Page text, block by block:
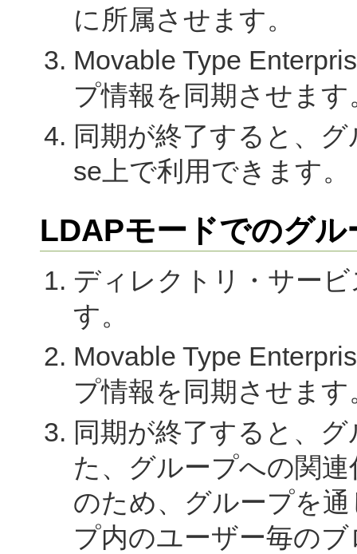
に所属させます。
Movable Type
プ情報を同期させます
同期が終了すると、
se上で利用できます。
LDAPモードでのグル
ディレクトリ・サー
す。
Movable Type
プ情報を同期させます
同期が終了すると、
た、グループへの関
のため、グループを
プ内のユーザー毎の